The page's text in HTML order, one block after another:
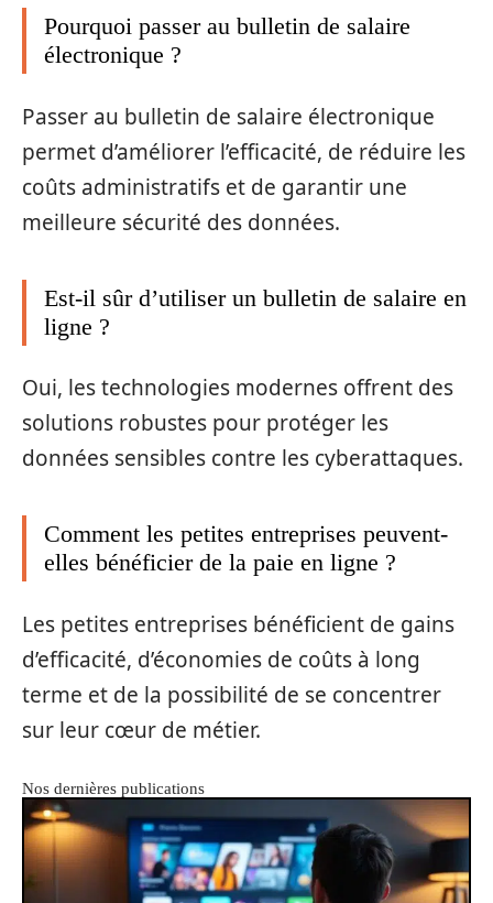
Pourquoi passer au bulletin de salaire
électronique ?
Passer au bulletin de salaire électronique
permet d’améliorer l’efficacité, de réduire les
coûts administratifs et de garantir une
meilleure sécurité des données.
Est-il sûr d’utiliser un bulletin de salaire en
ligne ?
Oui, les technologies modernes offrent des
solutions robustes pour protéger les
données sensibles contre les cyberattaques.
Comment les petites entreprises peuvent-
elles bénéficier de la paie en ligne ?
Les petites entreprises bénéficient de gains
d’efficacité, d’économies de coûts à long
terme et de la possibilité de se concentrer
sur leur cœur de métier.
Nos dernières publications